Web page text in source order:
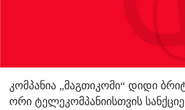
კომპანია „მაგთიკომი“ დიდი
ორი ტელეკომპანიისთვის